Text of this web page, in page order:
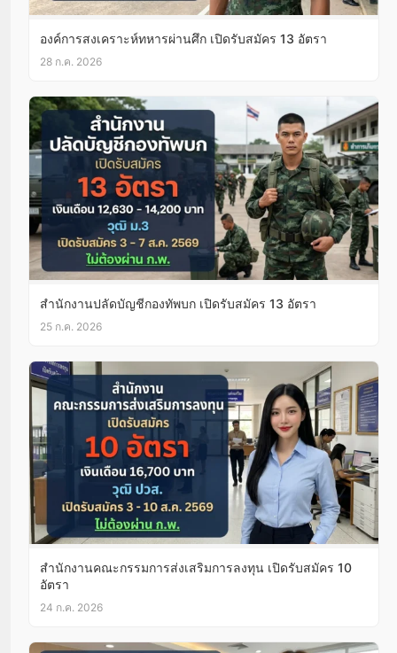
องค์การสงเคราะห์ทหารผ่านศึก เปิดรับสมัคร 13 อัตรา
28 ก.ค. 2026
สำนักงานปลัดบัญชีกองทัพบก เปิดรับสมัคร 13 อัตรา
25 ก.ค. 2026
สำนักงานคณะกรรมการส่งเสริมการลงทุน เปิดรับสมัคร 10
อัตรา
24 ก.ค. 2026